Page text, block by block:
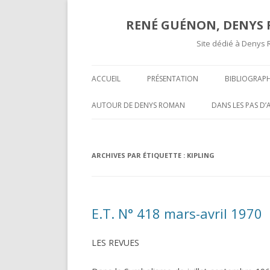
RENÉ GUÉNON,
Site dédié à
ACCUEIL PRÉSENTATION
TEXTES ET
AUTOUR DE DENYS ROMAN
OPÉRATIVITÉ ET MAÇONNERIE
DARKNESS VISIBLE PARTIE 2
DANS LES PAS
UNE GROSSIÈRE
T-ON ?
ARCHIVES PAR ÉTIQUETTE : KIPLING
E.T. N° 418 mars-avril 1970
LES REVUES